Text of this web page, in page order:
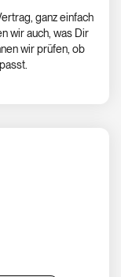
ganz einfach
wir auch, was Dir
wir prüfen, ob